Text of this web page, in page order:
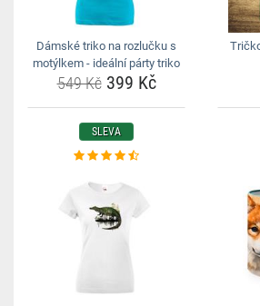
Dámské triko na rozlučku s
motýlkem - ideální párty triko
549 Kč399 Kč
SLEVA